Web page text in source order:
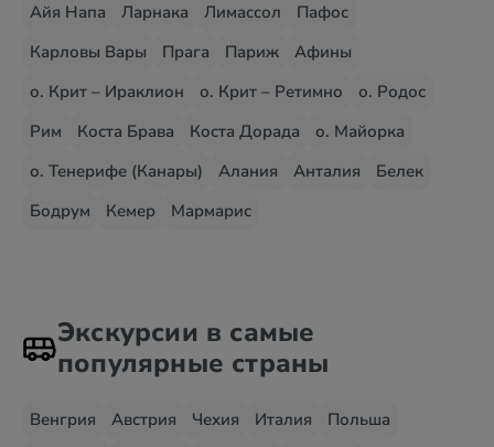
Айя Напа
Ларнака Лимассол
Пафос
Карловы Вары
Прага Париж
Афины
о. Крит – Ираклион
о. Крит – Ретимно
о. Родос
Рим
Коста Брава Коста Дорада
о. Майорка
о. Тенерифе (Канары)
Алания Анталия
Белек
Бодрум
Кемер Мармарис
Экскурсии в самые
популярные страны
Венгрия Австрия Чехия Италия
Польша